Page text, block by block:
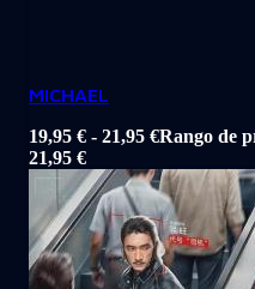
MICHAEL
19,95 € - 21,95 €Rango de
21,95 €